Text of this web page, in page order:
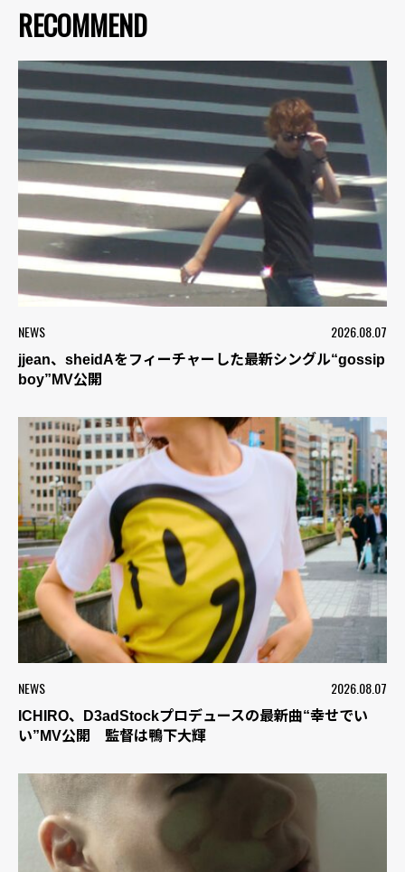
RECOMMEND
NEWS 2026.08.07
jjean、sheidAをフィーチャーした最新シングル“gossip
boy”MV公開
NEWS 2026.08.07
ICHIRO、D3adStockプロデュースの最新曲“幸せでい
い”MV公開 監督は鴨下大輝